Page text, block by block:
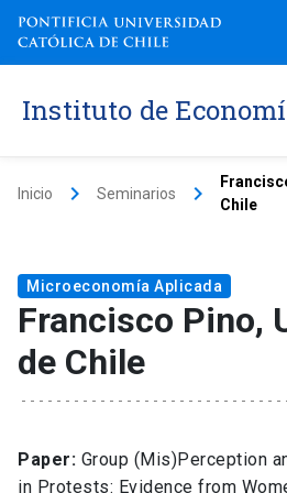
Instituto de
Inicio keyboard_arrow_right Seminarios keyboard_arrow_right
Chile
Microeconomía Aplicada
Francisco Pino,
de Chile
Paper: Group (Mis)Perception
in Protests: Evidence from